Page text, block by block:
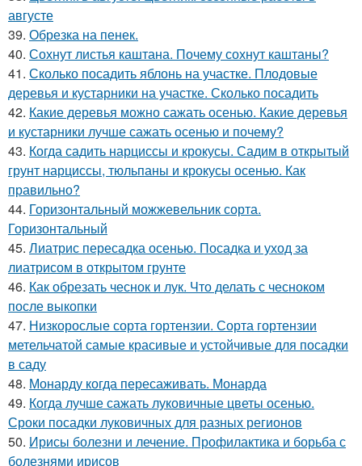
августе
39. Обрезка на пенек.
40. Сохнут листья каштана. Почему сохнут каштаны?
41. Сколько посадить яблонь на участке. Плодовые
деревья и кустарники на участке. Сколько посадить
42. Какие деревья можно сажать осенью. Какие деревья
и кустарники лучше сажать осенью и почему?
43. Когда садить нарциссы и крокусы. Садим в открытый
грунт нарциссы, тюльпаны и крокусы осенью. Как
правильно?
44. Горизонтальный можжевельник сорта.
Горизонтальный
45. Лиатрис пересадка осенью. Посадка и уход за
лиатрисом в открытом грунте
46. Как обрезать чеснок и лук. Что делать с чесноком
после выкопки
47. Низкорослые сорта гортензии. Сорта гортензии
метельчатой самые красивые и устойчивые для посадки
в саду
48. Монарду когда пересаживать. Монарда
49. Когда лучше сажать луковичные цветы осенью.
Сроки посадки луковичных для разных регионов
50. Ирисы болезни и лечение. Профилактика и борьба с
болезнями ирисов